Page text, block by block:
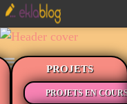
PROJETS
PROJETS EN